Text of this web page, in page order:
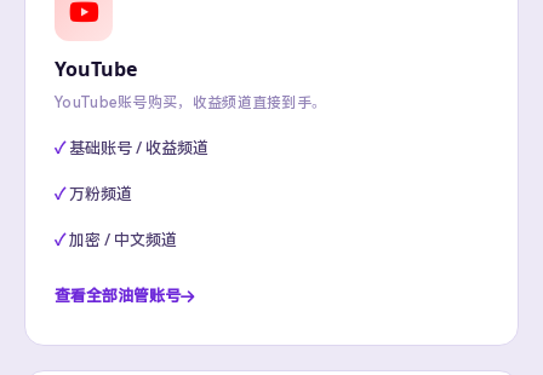
YouTube
YouTube账号购买，收益频道直接到手。
基础账号 / 收益频道
万粉频道
加密 / 中文频道
查看全部油管账号